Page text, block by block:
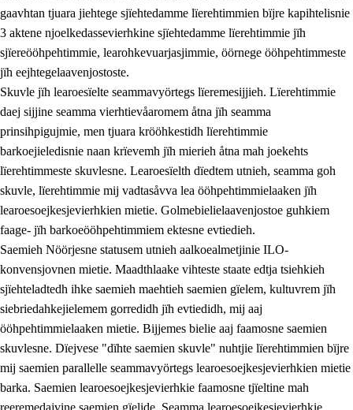
gaavhtan tjuara jiehtege sjïehtedamme lïerehtimmien bïjre kapihtelisnie
3 aktene njoelkedassevierhkine sjïehtedamme lïerehtimmie jïh
sjïereööhpehtimmie, learohkevuarjasjimmie, öörnege ööhpehtimmeste
jïh eejhtegelaavenjostoste.
Skuvle jïh learoesïelte seammavyörtegs lïeremesijjieh. Lïerehtimmie
daej sijjine seamma vierhtievåaromem åtna jïh seamma
prinsihpigujmie, men tjuara krööhkestidh lïerehtimmie
barkoejieledisnie naan krïevemh jïh mierieh åtna mah joekehts
lïerehtimmeste skuvlesne. Learoesïelth dïedtem utnieh, seamma goh
skuvle, lïerehtimmie mij vadtasåvva lea ööhpehtimmielaaken jïh
learoesoejkesjevierhkien mietie. Golmebielielaavenjostoe guhkiem
faage- jïh barkoeööhpehtimmiem ektesne evtiedieh.
Saemieh Nöörjesne statusem utnieh aalkoealmetjinie ILO-
konvensjovnen mietie. Maadthlaake vihteste staate edtja tsiehkieh
sjïehteladtedh ihke saemieh maehtieh saemien gïelem, kultuvrem jïh
siebriedahkejielemem gorredidh jïh evtiedidh, mij aaj
ööhpehtimmielaaken mietie. Bijjemes bielie aaj faamosne saemien
skuvlesne. Dïejvese "dïhte saemien skuvle" nuhtjie lïerehtimmien bïjre
mij saemien parallelle seammavyörtegs learoesoejkesjevierhkien mietie
barka. Saemien learoesoejkesjevierhkie faamosne tjïeltine mah